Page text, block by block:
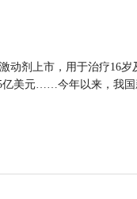
动剂上市，用于治疗16
美元……今年以来，我国